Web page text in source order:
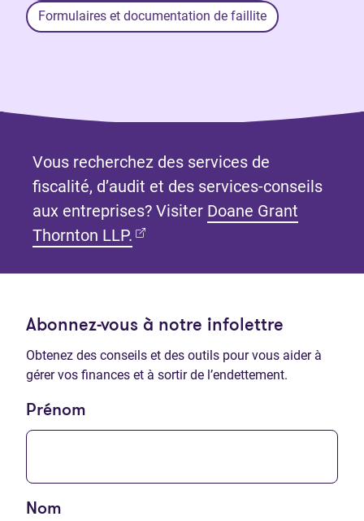
Formulaires et documentation de faillite
Vous recherchez des services de
fiscalité, d’audit et des services-conseils
aux entreprises? Visiter Doane Grant
Thornton LLP. (Ouvre dans un nouvel onglet)
Abonnez-vous à notre infolettre
Obtenez des conseils et des outils pour vous aider à
gérer vos finances et à sortir de l’endettement.
Prénom
Nom